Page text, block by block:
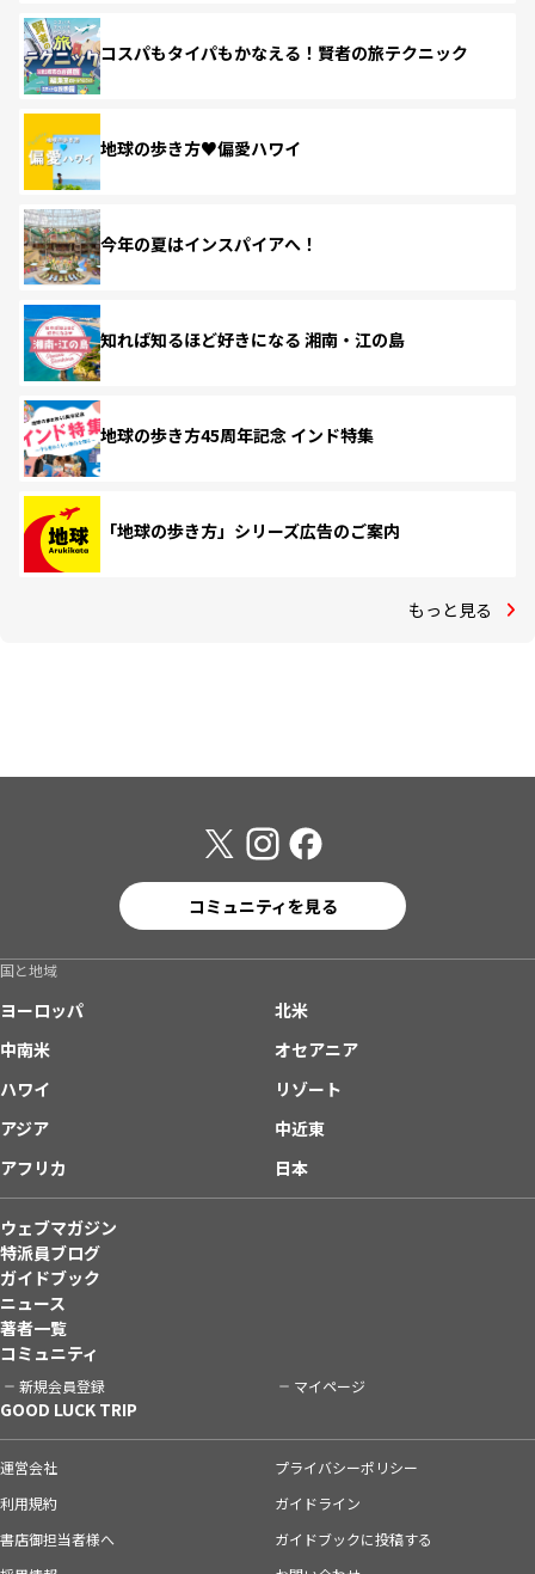
コスパもタイパもかなえる！賢者の旅テクニック
地球の歩き方♥偏愛ハワイ
今年の夏はインスパイアへ！
知れば知るほど好きになる 湘南・江の島
地球の歩き方45周年記念 インド特集
「地球の歩き方」シリーズ広告のご案内
もっと見る
コミュニティを見る
国と地域
ヨーロッパ
北米
中南米
オセアニア
ハワイ
リゾート
アジア
中近東
アフリカ
日本
ウェブマガジン
特派員ブログ
ガイドブック
ニュース
著者一覧
コミュニティ
新規会員登録 マイページ
GOOD LUCK TRIP
運営会社
プライバシーポリシー
利用規約
ガイドライン
書店御担当者様へ
ガイドブックに投稿する